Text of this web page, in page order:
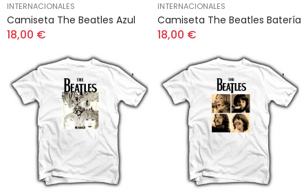
INTERNACIONALES
Camiseta The Beatles Azul
18,00 €
INTERNACIONALES
Camiseta The Beatles Batería
18,00 €